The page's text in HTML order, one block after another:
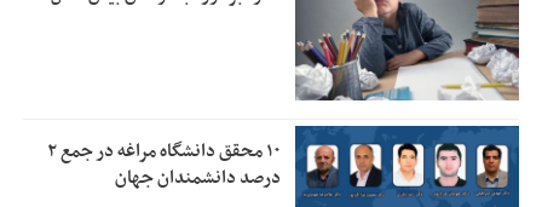
۱۰ محقق دانشگاه مراغه در جمع ۲
درصد دانشمندان جهان